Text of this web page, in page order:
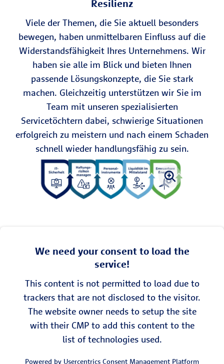
Resilienz
Viele der Themen, die Sie aktuell besonders
bewegen, haben unmittelbaren Einfluss auf die
Widerstandsfähigkeit Ihres Unternehmens. Wir
haben sie alle im Blick und bieten Ihnen
passende Lösungskonzepte, die Sie stark
machen. Gleichzeitig unterstützen wir Sie im
Team mit unseren spezialisierten
Servicetöchtern dabei, schwierige Situationen
erfolgreich zu meistern und nach einem Schaden
schnell wieder handlungsfähig zu sein.
We need your consent to load the
service!
This content is not permitted to load due to
trackers that are not disclosed to the visitor.
The website owner needs to setup the site
with their CMP to add this content to the
list of technologies used.
Powered by Usercentrics Consent Management Platform